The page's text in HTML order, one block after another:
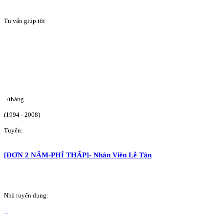
Tư vấn giúp tôi
/tháng
(1994 - 2008)
Tuyển:
[ĐƠN 2 NĂM-PHÍ THẤP]- Nhân Viên Lễ Tân
Nhà tuyển dụng: